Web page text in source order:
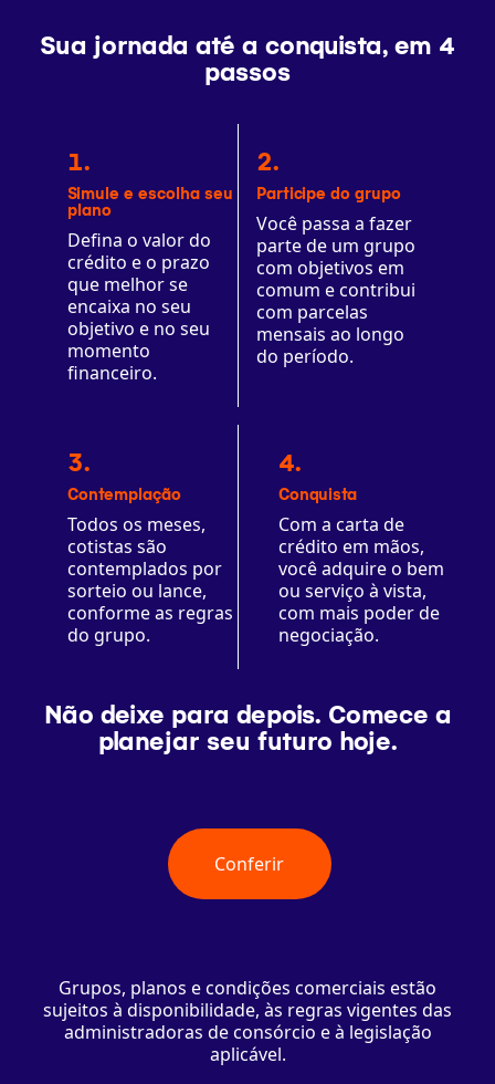
Sua jornada até a conquista, em 4
passos
1.
Simule e escolha seu
plano
Defina o valor do
crédito e o prazo
que melhor se
encaixa no seu
objetivo e no seu
momento
financeiro.
2.
Participe do grupo
Você passa a fazer
parte de um grupo
com objetivos em
comum e contribui
com parcelas
mensais ao longo
do período.
3.
Contemplação
Todos os meses,
cotistas são
contemplados por
sorteio ou lance,
conforme as regras
do grupo.
4.
Conquista
Com a carta de
crédito em mãos,
você adquire o bem
ou serviço à vista,
com mais poder de
negociação.
Não deixe para depois. Comece a
planejar seu futuro hoje.
Conferir
Grupos, planos e condições comerciais estão
sujeitos à disponibilidade, às regras vigentes das
administradoras de consórcio e à legislação
aplicável.